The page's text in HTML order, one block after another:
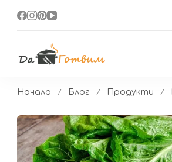
Начало Блог Продукти